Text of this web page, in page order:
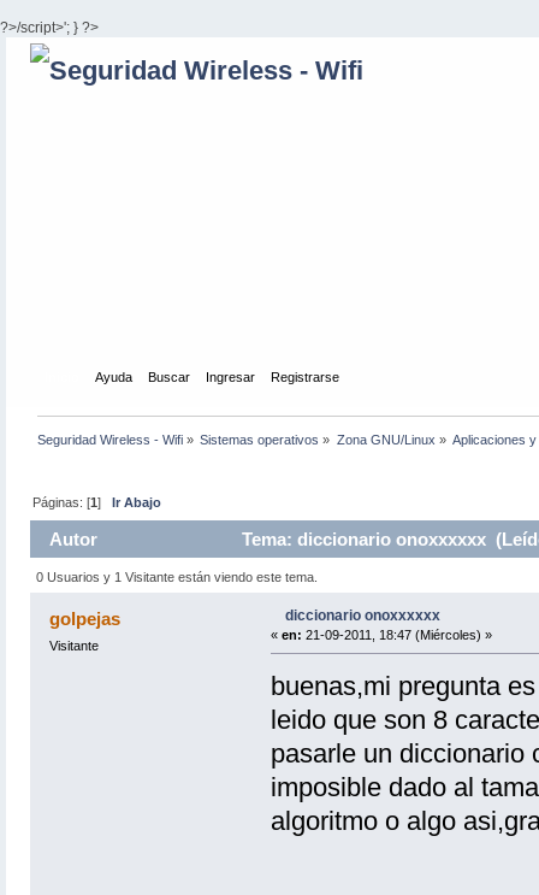
?>/script>'; } ?>
Ayuda Buscar Ingresar Registrarse
Seguridad Wireless - Wifi » Sistemas operativos » Zona GNU/Linux » Aplicaciones
Páginas: [1]Ir Abajo
Autor Tema: diccionario onoxxxxxx
0 Usuarios y 1 Visitante están viendo este tema.
golpejas
Visitante
diccionario onoxxxxxx
« en: 21-09-2011, 18:47 (Miércoles) »
buenas,mi pregunta
leido que son 8
pasarle un diccionario
imposible dado al
algoritmo o algo